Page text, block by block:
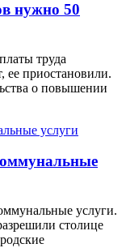
нужно 50
труда
ее приостановили.
о повышении
услуги.
столице